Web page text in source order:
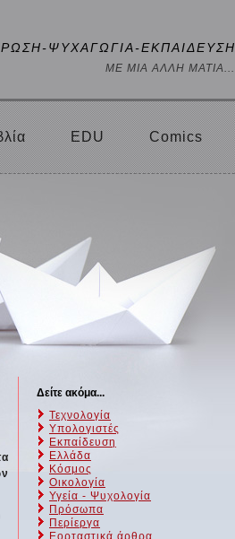
ΨΥΧΑΓΩΓΙΑ-ΕΚΠΑΙΔΕΥΣΗ
ΜΕ ΜΙΑ ΑΛΛΗ ΜΑΤΙΑ...
EDU Comics
Δείτε ακόμα...
Τεχνολογία
Υπολογιστές
Εκπαίδευση
Ελλάδα
Κόσμος
Οικολογία
Υγεία - Ψυχολογία
Πρόσωπα
Περίεργα
Εορταστικά άρθρα